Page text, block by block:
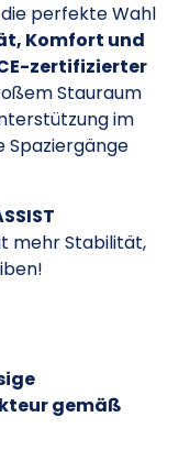
perfekte Wahl
Komfort und
zertifizierter
Stauraum
im
Spaziergänge
mehr Stabilität,
gemäß